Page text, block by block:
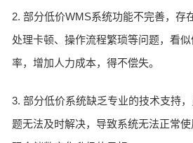
2. 部分低价WMS系统功能不完善，存
处理卡顿、操作流程繁琐等问题，看
率，增加人力成本，得不偿失。
3. 部分低价系统缺乏专业的技术支持
题无法及时解决，导致系统无法正常